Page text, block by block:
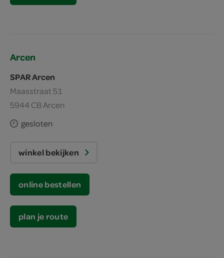
Arcen
SPAR Arcen
Maasstraat 51
5944 CB Arcen
gesloten
winkel bekijken
online bestellen
plan je route